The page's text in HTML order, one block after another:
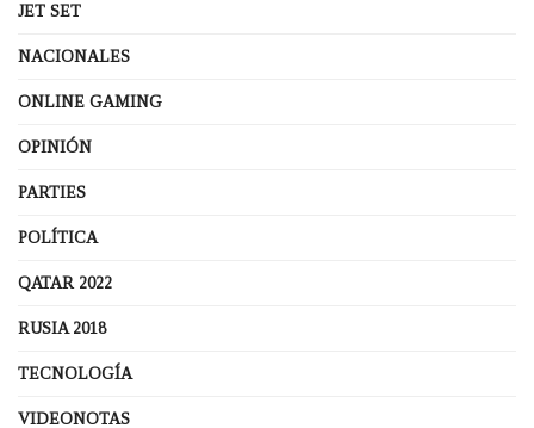
JET SET
NACIONALES
ONLINE GAMING
OPINIÓN
PARTIES
POLÍTICA
QATAR 2022
RUSIA 2018
TECNOLOGÍA
VIDEONOTAS